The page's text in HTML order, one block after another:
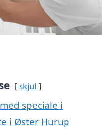
skjul
speciale i
i Øster Hurup